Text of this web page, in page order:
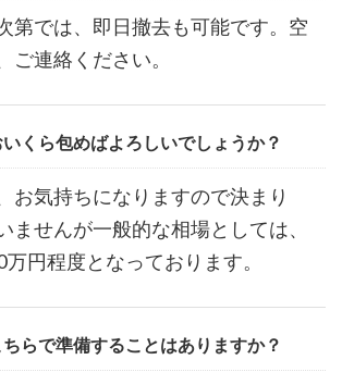
第では、即日撤去も可能です。空
ご連絡ください。
くら包めばよろしいでしょうか？
お気持ちになりますので決まり
ませんが一般的な相場としては、
万円程度となっております。
らで準備することはありますか？